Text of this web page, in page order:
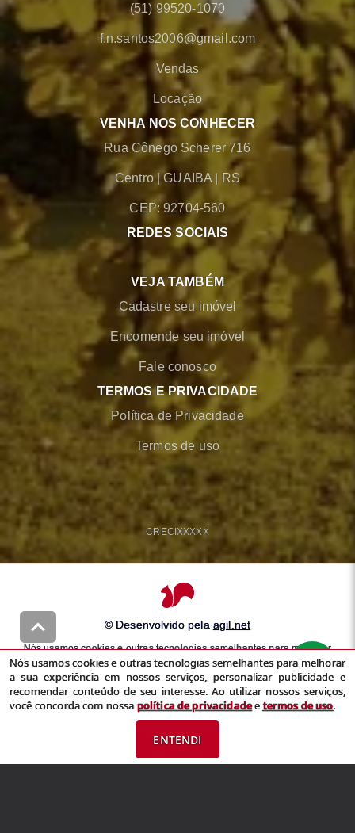
(51) 99520-1070
f.n.santos2006@gmail.com
Vendas
Locação
VENHA NOS CONHECER
Rua Cônego Scherer 716
Centro |GUAIBA RS
CEP: 92704-560
REDES SOCIAIS
VEJA TAMBÉM
Cadastre seu imóvel
Encomende seu imóvel
Fale conosco
TERMOS E PRIVACIDADE
Política de Privacidade
Termos de uso
CRECIXXXXX
© Desenvolvido pela agil.net
Nós usamos cookies e outras tecnologias semelhantes para melhorar
a sua experiência em nossos serviços, personalizar publicidade e
recomendar conteúdo de seu interesse. Ao utilizar nossos serviços,
você concorda com nossapolítica de privacidadeetermos de uso
Nós usamos cookies e outras tecnologias semelhantes para melhorar
a sua experiência em nossos serviços, personalizar publicidade e
recomendar conteúdo de seu interesse. Ao utilizar nossos serviços,
você concorda com nossa política de privacidadeetermos de uso.
ENTENDI